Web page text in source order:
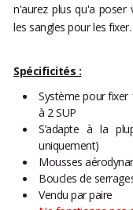
n'aurez plus qu'a poser
les sangles pour les fixer.
Spécificités :
Système pour fixer
à 2 SUP
S’adapte à la
uniquement)
Mousses
Boucles de
Vendu par paire